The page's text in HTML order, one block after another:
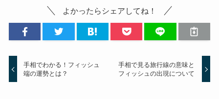
よかったらシェアしてね！
手相でわかる！フィッシュ
端の運勢とは？
手相で見る旅行線の意味と
フィッシュの出現について